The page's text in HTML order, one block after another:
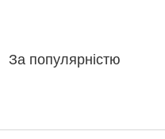
За популярністю